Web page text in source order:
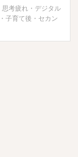
思考疲れ ・ デジタル
・ 子育て後 ・ セカン